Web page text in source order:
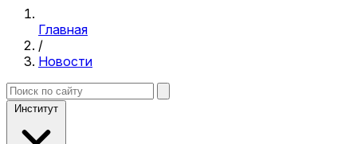
Главная
/
Новости
Институт